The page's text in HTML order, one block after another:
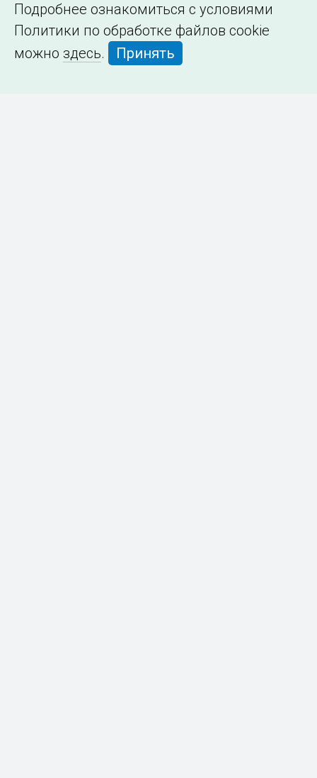
Подробнее ознакомиться с условиями
Политики по обработке файлов cookie
можно здесь. Принять